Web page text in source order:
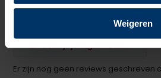
Weigeren
0
Schrijf je eigen review
Er zijn nog geen reviews geschreven